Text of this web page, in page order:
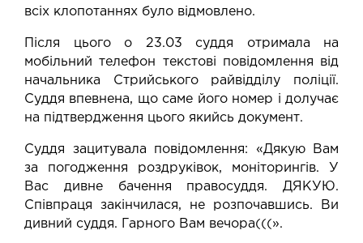
всіх клопотаннях було відмовлено.
Після цього о 23.03 суддя отримала на
мобільний телефон текстові повідомлення від
начальника Стрийського райвідділу поліції.
Суддя впевнена, що саме його номер і долучає
на підтвердження цього якийсь документ.
Суддя зацитувала повідомлення: «Дякую Вам
за погодження роздруківок, моніторингів. У
Вас дивне бачення правосуддя. ДЯКУЮ.
Співпраця закінчилася, не розпочавшись. Ви
дивний суддя. Гарного Вам вечора(((».